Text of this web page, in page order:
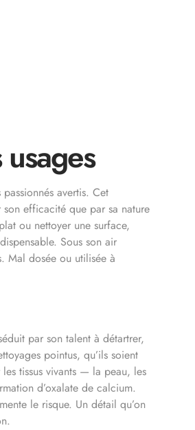
avertis. Cet
efficacité que par sa nature
ou nettoyer une surface,
Sous son air
Mal dosée ou utilisée à
par son talent à détartrer,
pointus, qu’ils soient
tissus vivants — la peau, les
d’oxalate de calcium.
le risque. Un détail qu’on